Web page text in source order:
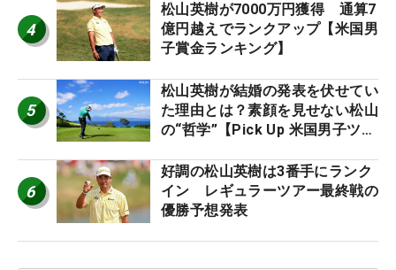
4
松山英樹が7000万円獲得 通算7
億円越えでランクアップ【米国男
子賞金ランキング】
5
松山英樹が結婚の発表を伏せてい
た理由とは？素顔を見せない松山
の“哲学”【Pick Up 米国男子ツア
6
好調の松山英樹は3番手にランク
イン レギュラーツアー最終戦の
優勝予想発表